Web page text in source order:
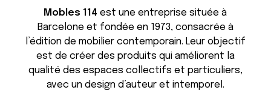
Mobles 114 est une entreprise située à
Barcelone et fondée en 1973, consacrée à
l’édition de mobilier contemporain. Leur objectif
est de créer des produits qui améliorent la
qualité des espaces collectifs et particuliers,
avec un design d’auteur et intemporel.